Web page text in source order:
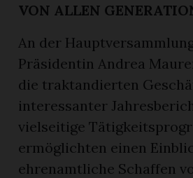
VON ALLEN
An der
Präsidentin Andrea
die traktandierten
interessanter
vielseitige
ermöglichten einen
ehrenamtliche Schaffen